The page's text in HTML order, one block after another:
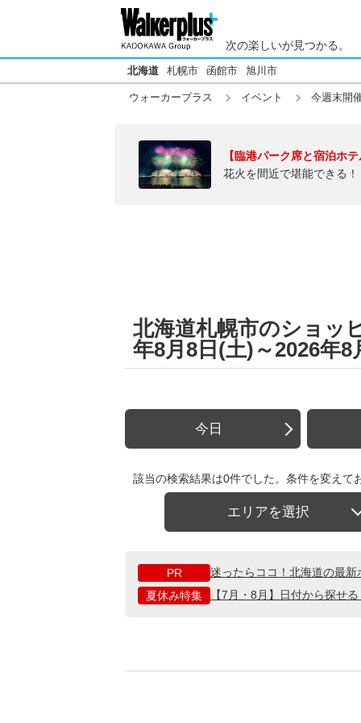
次の楽しいが見つかる。
北海道 札幌市 函館市 旭川市
ウォーカープラス イベント 今週末開
【臨港パーク席と宿泊ホ
花火を間近で堪能できる
北海道札幌市のショッ
年8月8日(土)～2026年
今日
該当の検索結果は0件でした。条件を変えて
エリアを選択
PR
迷ったらココ！北海道の最
夏休み特集
【7月・8月】日付から探せ